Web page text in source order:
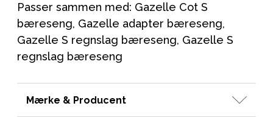
Passer sammen med: Gazelle Cot S
bæreseng, Gazelle adapter bæreseng,
Gazelle S regnslag bæreseng, Gazelle S
regnslag bæreseng
Mærke & Producent